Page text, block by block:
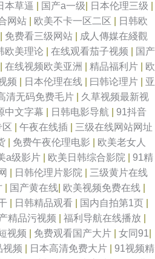
本草逼 国产a一级 日本伦理三级
网站 欧美不卡一区二区
日韩欧
免费看三级网站
成人傳媒在綫觀
欧美理论 在线观看茄子视频
国产
在线视频欧美亚洲 精品福利片
欧
频 日本伦理在线 曰韩论理片
亚
清无码免费毛片
久草视频最新视
中文字幕 日韩电影导航
91抖音
区 午夜在线插
三级在线网站网址
免费午夜伦理电影
欧美老女人
a级影片 欧美日韩综合影院
91精
日韩伦理片影院
三级黄片在线
国产黄在线 欧美视频免费在线
日韩精品观看 国内自拍第1页
精品污视频 福利导航在线播放
视频 免费观看国产大片 女同91
视频 日本高清免费大片
91视频精